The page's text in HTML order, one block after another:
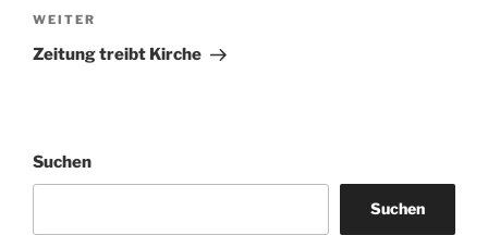
Nächster
Beitrag
WEITER
Zeitung treibt Kirche
Suchen
Suchen